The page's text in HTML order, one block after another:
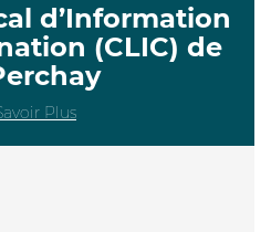
d’Information
(CLIC) de
Plus